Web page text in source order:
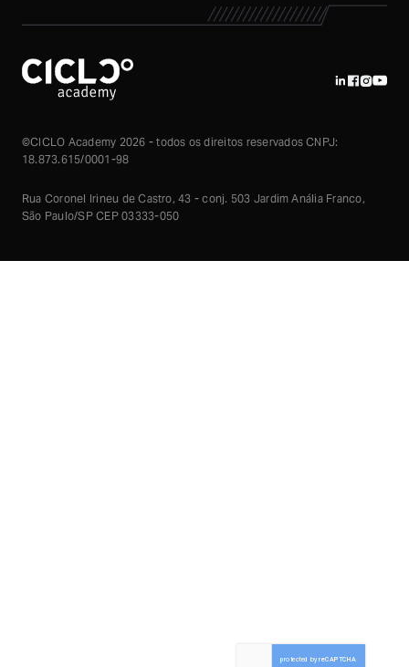
©CICLO Academy 2026 - todos os direitos reservados CNPJ:
18.873.615/0001-98
Rua Coronel Irineu de Castro, 43 - conj. 503 Jardim Anália Franco,
São Paulo/SP CEP 03333-050